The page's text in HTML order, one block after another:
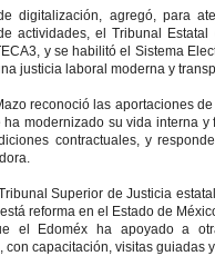
digitalización, agregó, para
actividades, el Tribunal
y se habilitó el Sistema
justicia laboral moderna y
reconoció las aportaciones
ha modernizado su vida interna
contractuales, y
Superior de Justicia
reforma en el Estado de
el Edoméx ha apoyado a
con capacitación, visitas guiadas